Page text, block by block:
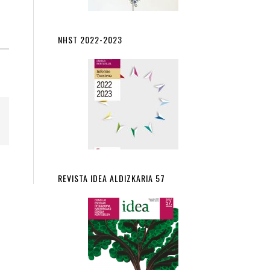
NHST 2022-2023
REVISTA IDEA ALDIZKARIA 57